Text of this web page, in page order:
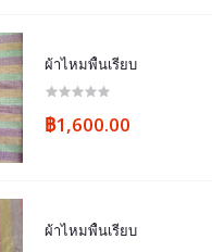
ผ้าไหมพื้นเรียบ
฿1,600.00
ผ้าไหมพื้นเรียบ